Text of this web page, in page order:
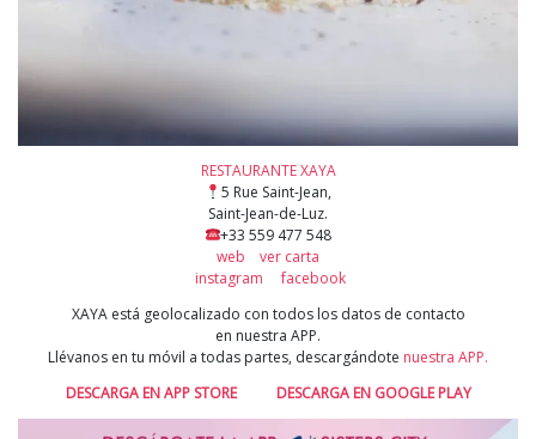
RESTAURANTE XAYA
5 Rue Saint-Jean,
Saint-Jean-de-Luz.
+33 559 477 548
web
ver carta
instagram
facebook
XAYA está geolocalizado con todos los datos de contacto
en nuestra APP.
Llévanos en tu móvil a todas partes, descargándote nuestra APP.
DESCARGA EN APP STORE
DESCARGA EN GOOGLE PLAY